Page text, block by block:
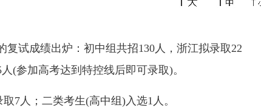
复试成绩出炉：初中组共招130人，浙江拟录取22
(参加高考达到特控线后即可录取)。
7人；二类考生(高中组)入选1人。